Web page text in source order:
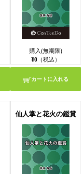
購入(無期限)
¥0（税込）
カートに入れる
仙人掌と花火の鑑賞